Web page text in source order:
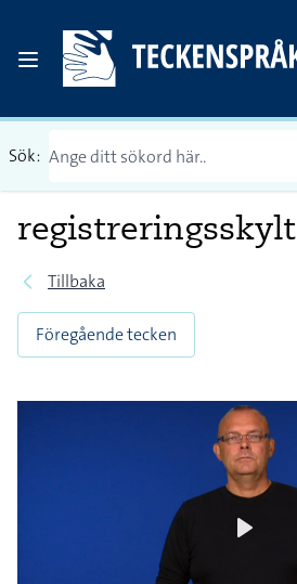
Sök:
registreringsskylt
Tillbaka
Föregående tecken